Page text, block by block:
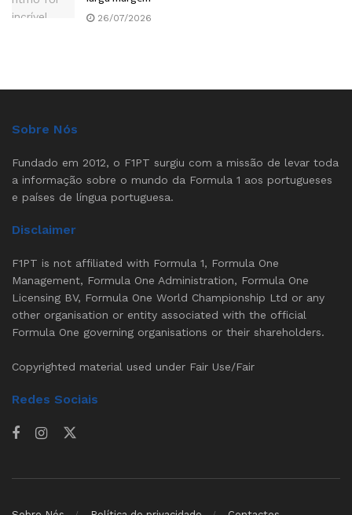
26/07/2026
Sobre Nós
Fundado em 2012, o F1PT surgiu com a missão de levar toda
a informação sobre o mundo da Formula 1 aos portugueses
e países de língua portuguesa.
Disclaimer
F1PT is not affiliated with Formula 1, Formula One
Management, Formula One Administration, Formula One
Licensing BV, Formula One World Championship Ltd or any
other organisation or entity associated with the official
Formula One governing organisations or their shareholders.
Copyrighted material used under Fair Use/Fair
Redes Sociais